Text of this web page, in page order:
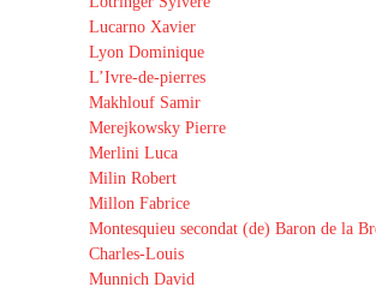
Lucarno Xavier
Lyon Dominique
L’Ivre-de-pierres
Makhlouf Samir
Merejkowsky Pierre
Merlini Luca
Milin Robert
Millon Fabrice
Montesquieu secondat (de) Baron de la
Charles-Louis
Munnich David